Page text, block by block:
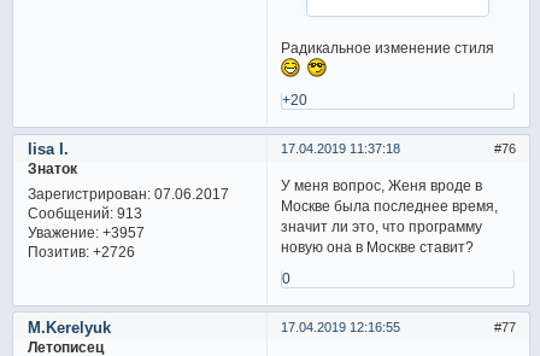
Радикальное изменение стиля
+20
76
17.04.2019 11:37:18
lisa I.
Знаток
Зарегистрирован: 07.06.2017
Сообщений:913
Уважение: +3957
Позитив: +2726
У меня вопрос, Женя вроде в
Москве была последнее время,
значит ли это, что программу
новую она в Москве ставит?
0
77
17.04.2019 12:16:55
M.Kerelyuk
Летописец